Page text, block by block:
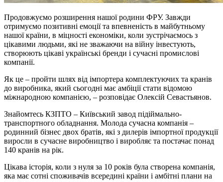
Продовжуємо розширення нашої родини ФРУ. Завжди
отримуємо позитивні емоції та впевненість в майбутньому
нашої країни, в міцності економіки, коли зустрічаємось з
цікавими людьми, які не зважаючи на війну інвестують,
створюють цікаві українські бренди і сучасні промислові
компанії.
Як це – пройти шлях від імпортера комплектуючих та кранів
до виробника, який сьогодні має амбіції стати відомою
міжнародною компанією, – розповідає Олексій Севастьянов.
Знайомтесь КЗПТО – Київський завод підіймально-
транспортного обладнання. Молода сучасна компанія –
родинний бізнес двох братів, які з дилерів імпортної продукції
виросли в сучасне виробництво і виробляє та постачає понад
140 кранів на рік.
Цікава історія, коли з нуля за 10 років була створена компанія,
яка має сотні споживачів всередині країни і амбітні плани на